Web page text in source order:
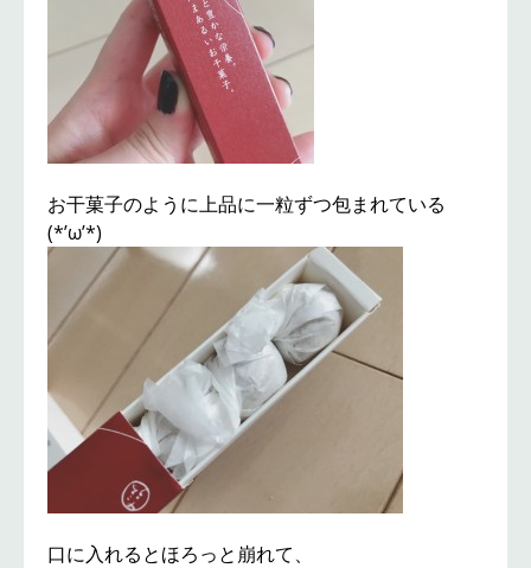
お干菓子のように上品に一粒ずつ包まれている
(*’ω’*)
口に入れるとほろっと崩れて、